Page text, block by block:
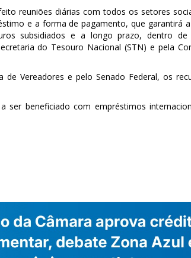
reuniões diárias com todos os setores
e a forma de pagamento, que garantirá
subsidiados e a longo prazo, dentro de
do Tesouro Nacional (STN) e pela
de Vereadores e pelo Senado Federal, os
ser beneficiado com empréstimos